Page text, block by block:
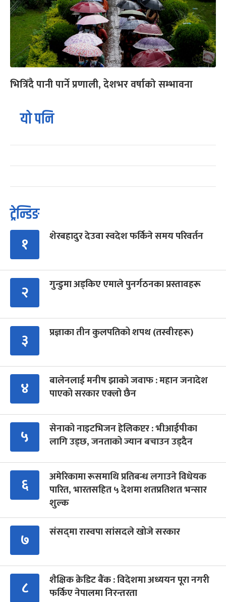
भित्रिँदै पानी पार्ने प्रणाली, देशभर वर्षाको सम्भावना
यो पनि
ट्रेन्डिङ
१ शेरबहादुर देउवा स्वदेश फर्किने समय परिवर्तन
२ गुन्डुमा अड्किए एमाले पुनर्गठनका प्रस्तावहरू
३ प्रज्ञाका तीन कुलपतिको शपथ (तस्वीरहरू)
४
बालेनलाई मनीष झाको जवाफ : महान जनादेश
पाएको सरकार एक्लो छैन
५
सेनाको नाइटभिजन हेलिकप्टर : भीआईपीका
लागि उड्छ, जनताको ज्यान बचाउन उड्दैन
६
अमेरिकामा रूसमाथि प्रतिबन्ध लगाउने विधेयक
पारित, भारतसहित ५ देशमा शतप्रतिशत भन्सार
शुल्क
७ संसद्‍मा रास्वपा सांसदले खोजे सरकार
८
शैक्षिक क्रेडिट बैंक : विदेशमा अध्ययन पूरा नगरी
फर्किए नेपालमा निरन्तरता